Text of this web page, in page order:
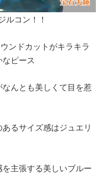
ルコン！！
ンドカットがキラキラ
ピース
んとも美しくて目を惹
るサイズ感はジュエリ
主張する美しいブルー